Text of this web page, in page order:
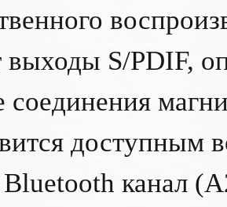
выходы S/PDIF,
соединения
доступным
Bluetooth канал